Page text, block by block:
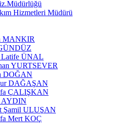
Hizmetleri Müdürü
MANKIR
Latife ÜNAL
YURTSEVER
DOĞAN
DAĞAŞAN
ÇALIŞKAN
AYDIN
Şamil ULUŞAN
Mert KOÇ